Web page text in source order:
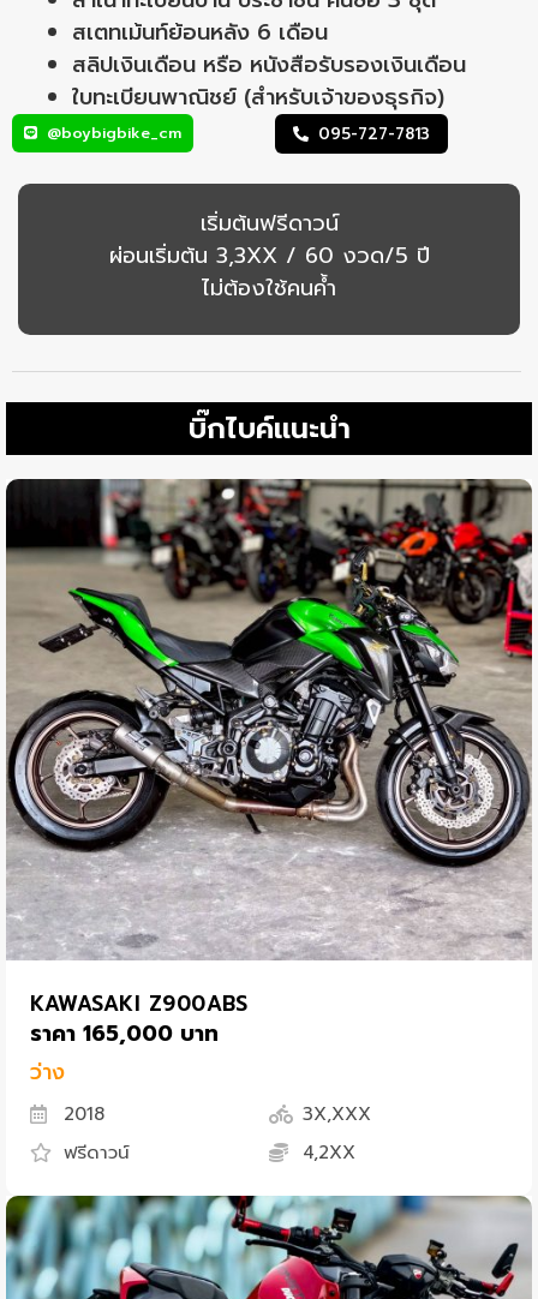
สเตทเม้นท์ย้อนหลัง 6 เดือน
สลิปเงินเดือน หรือ หนังสือรับรองเงินเดือน
ใบทะเบียนพาณิชย์ (สำหรับเจ้าของธุรกิจ)
@boybigbike_cm 095-727-7813
เริ่มต้นฟรีดาวน์
ผ่อนเริ่มต้น 3,3XX / 60 งวด/5 ปี
ไม่ต้องใช้คนค้ำ
บิ๊กไบค์แนะนำ
KAWASAKI Z900ABS
ราคา 165,000 บาท
ว่าง
2018
3X,XXX
ฟรีดาวน์
4,2XX